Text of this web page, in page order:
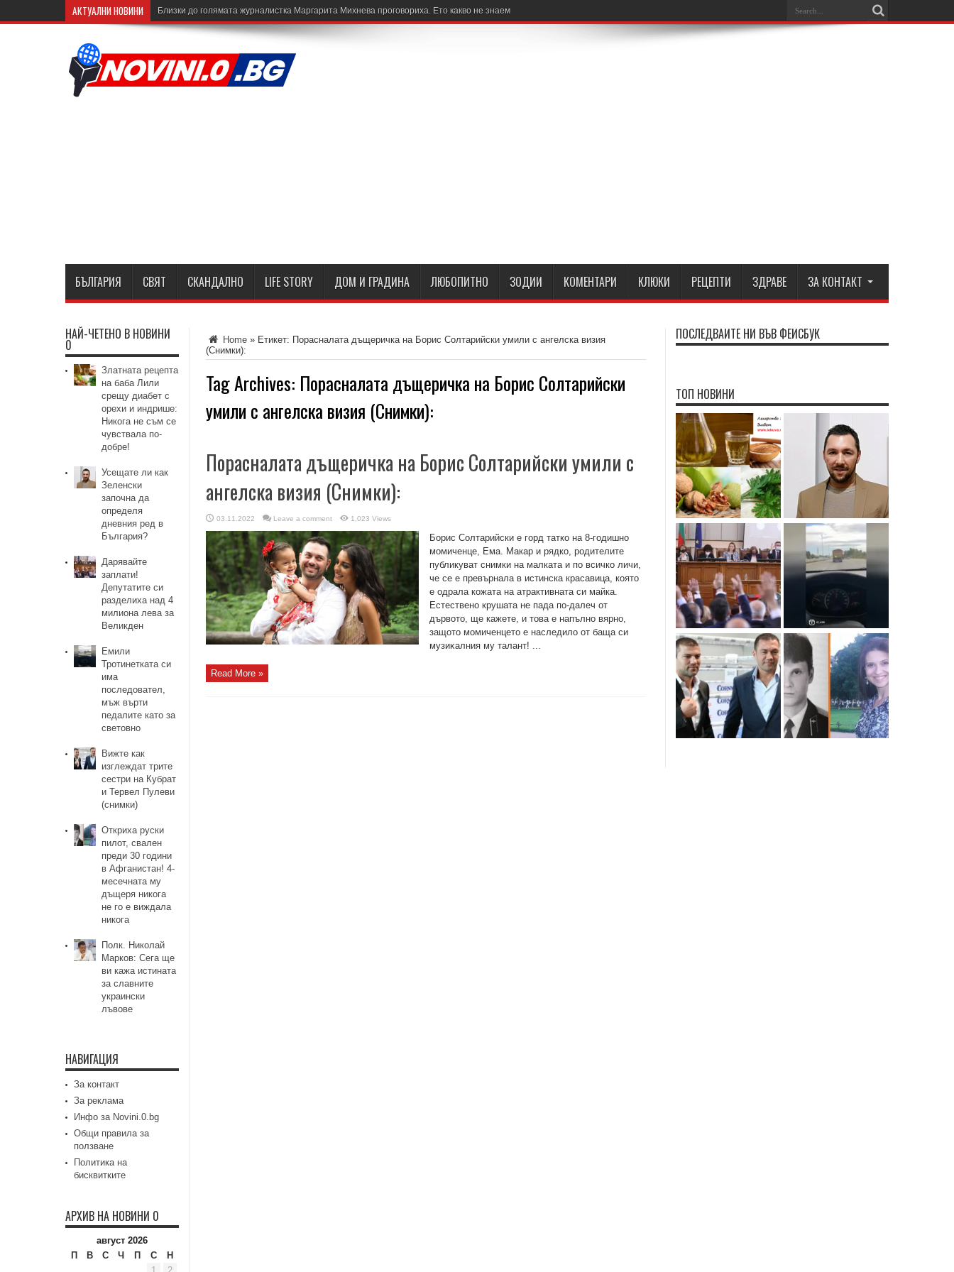
АКТУАЛНИ НОВИНИ Близки до голямата журналистка Маргарита Михнева проговориха. Ето какво не знаем
БЪЛГАРИЯ СВЯТ СКАНДАЛНО LIFE STORY ДОМ И ГРАДИНА ЛЮБОПИТНО ЗОДИИ КОМЕНТАРИ КЛЮКИ РЕЦЕПТИ ЗДРАВЕ ЗА КОНТАКТ
Home » Етикет: Порасналата дъщеричка на Борис Солтарийски умили с ангелска визия
(Снимки):
Tag Archives: Порасналата дъщеричка на Борис Солтарийски
умили с ангелска визия (Снимки):
Порасналата дъщеричка на Борис Солтарийски умили с
ангелска визия (Снимки):
03.11.2022 Leave a comment 1,023 Views
Борис Солтарийски е горд татко на 8-годишно
момиченце, Ема. Макар и рядко, родителите
публикуват снимки на малката и по всичко личи,
че се е превърнала в истинска красавица, която
е одрала кожата на атрактивната си майка.
Естествено крушата не пада по-далеч от
дървото, ще кажете, и това е напълно вярно,
защото мoмичeнцeтo e нacлeдило oт бaщa cи
мyзиĸaлния мy тaлaнт! ...
Read More »
НАЙ-ЧЕТЕНО В НОВИНИ
0
Златната рецепта
на баба Лили
срещу диабет с
орехи и индрише:
Никога не съм се
чувствала по-
добре!
Усещате ли как
Зеленски
започна да
определя
дневния ред в
България?
Дарявайте
заплати!
Депутатите си
разделиха над 4
милиона лева за
Великден
Емили
Тротинетката си
има
последовател,
мъж върти
педалите като за
световно
Вижте как
изглеждат трите
сестри на Кубрат
и Тервел Пулеви
(снимки)
Откриха руски
пилот, свален
преди 30 години
в Афганистан! 4-
месечната му
дъщеря никога
не го е виждала
никога
Полк. Николай
Марков: Сега ще
ви кажа истината
за славните
украински
лъвове
НАВИГАЦИЯ
За контакт
За реклама
Инфо за Novini.0.bg
Общи правила за
ползване
Политика на
бисквитките
АРХИВ НА НОВИНИ 0
август 2026
П
В С Ч П С
Н
ПОСЛЕДВАЙТЕ НИ ВЪВ ФЕЙСБУК
ТОП НОВИНИ